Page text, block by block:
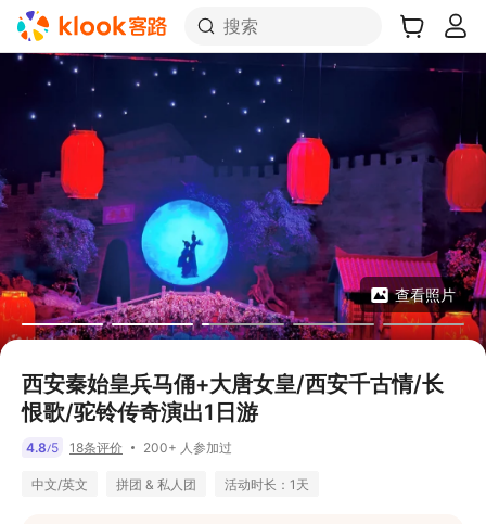
搜索
查看照片
西安秦始皇兵马俑+大唐女皇/西安千古情/长
恨歌/驼铃传奇演出1日游
4.8/5 18条评价 200+ 人参加过
中文/英文 拼团 & 私人团 活动时长：1天